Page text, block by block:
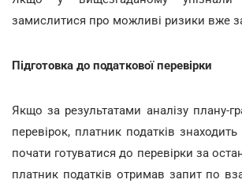
замислитися про можливі ризики вже
Підготовка до податкової перевірки
Якщо за результатами аналізу плану-
перевірок, платник податків
почати готуватися до перевірки за
платник податків отримав запит по